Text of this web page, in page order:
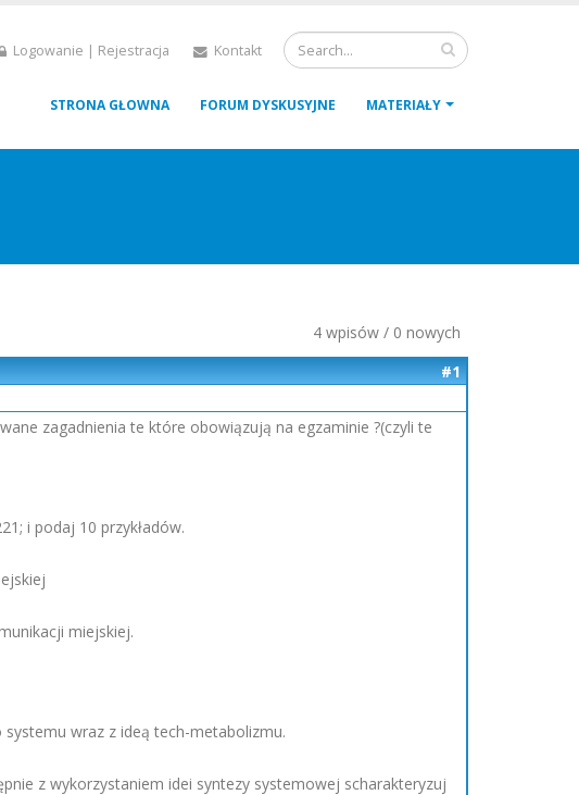
Logowanie | Rejestracja Kontakt
STRONA GŁOWNA FORUM DYSKUSYJNE MATERIAŁY
4 wpisów / 0 nowych
#1
zagadnienia te które obowiązują na egzaminie ?(czyli te
i podaj 10 przykładów.
miejskiej.
wraz z ideą tech-metabolizmu.
z wykorzystaniem idei syntezy systemowej scharakteryzuj